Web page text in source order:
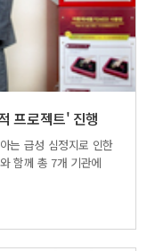
프로젝트' 진행
는 급성 심정지로 인한
함께 총 7개 기관에